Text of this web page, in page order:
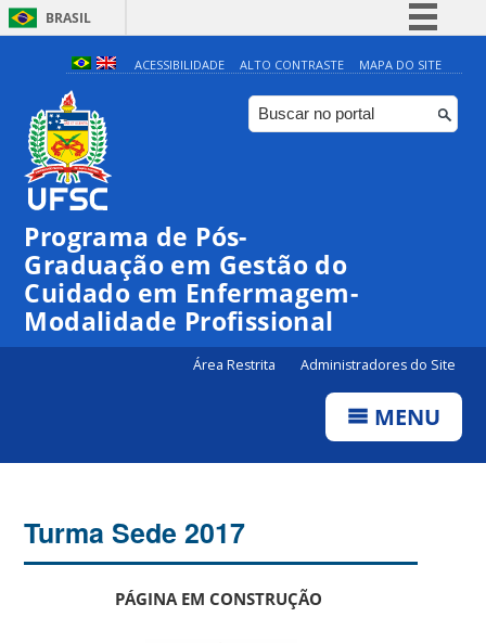
BRASIL
Simplifique!
Comunica BR
Participe
ACESSIBILIDADE ALTO CONTRASTE MAPA DO SITE
Programa de Pós-
Graduação em Gestão do
Cuidado em Enfermagem-
Modalidade Profissional
Área Restrita Administradores do Site
MENU
Turma Sede 2017
PÁGINA EM CONSTRUÇÃO